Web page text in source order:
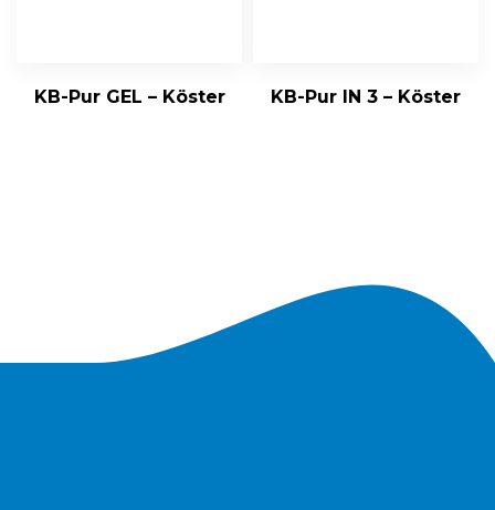
KB-Pur GEL – Köster KB-Pur IN 3 – Köster